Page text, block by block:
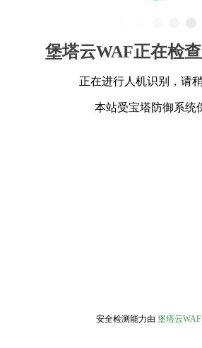
堡塔云WAF正在检
正在进行人机识别，请
本站受宝塔防御系统
安全检测能力由 堡塔云WAF